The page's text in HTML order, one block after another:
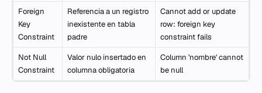
Foreign
Key
Constraint
Referencia a un registro
inexistente en tabla
padre
Cannot add or update
row: foreign key
constraint fails
Not Null
Constraint
Valor nulo insertado en
columna obligatoria
Column 'nombre' cannot
be null